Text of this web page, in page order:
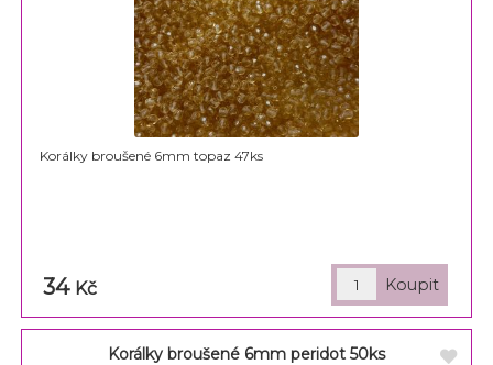
Korálky broušené 6mm topaz 47ks
34 Kč
Korálky broušené 6mm peridot 50ks